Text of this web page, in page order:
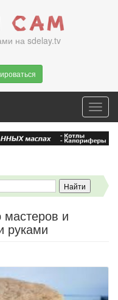
на sdelay.tv
и
руками